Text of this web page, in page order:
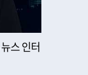
스 인터